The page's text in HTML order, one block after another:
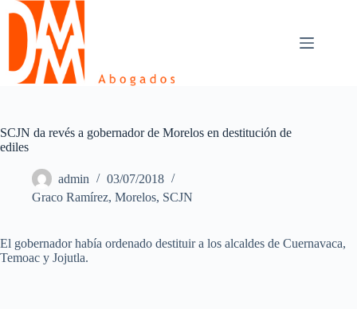
Skip
content
SCJN da revés a gobernador de Morelos en destitución de
ediles
admin
03/07/2018
Graco Ramírez, Morelos, SCJN
El gobernador había ordenado destituir a los alcaldes de Cuernavaca,
Temoac y Jojutla.